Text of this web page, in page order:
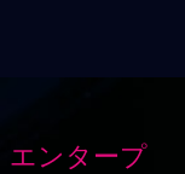
エンタープ